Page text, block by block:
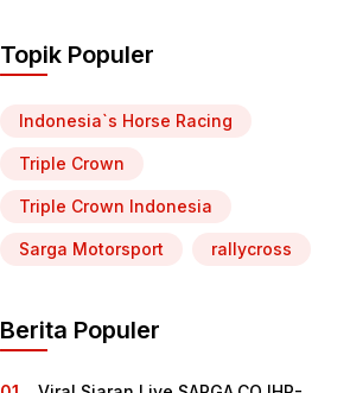
Topik Populer
Indonesia`s Horse Racing
Triple Crown
Triple Crown Indonesia
Sarga Motorsport rallycross
Berita Populer